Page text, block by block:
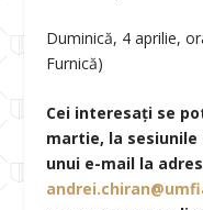
Duminică, 4 aprilie,
Furnică)
Cei interesați se
martie, la
unui e-mail la